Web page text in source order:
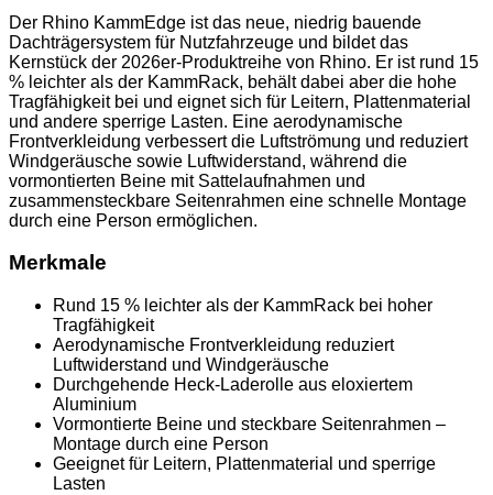
Der Rhino KammEdge ist das neue, niedrig bauende
Dachträgersystem für Nutzfahrzeuge und bildet das
Kernstück der 2026er-Produktreihe von Rhino. Er ist rund 15
% leichter als der KammRack, behält dabei aber die hohe
Tragfähigkeit bei und eignet sich für Leitern, Plattenmaterial
und andere sperrige Lasten. Eine aerodynamische
Frontverkleidung verbessert die Luftströmung und reduziert
Windgeräusche sowie Luftwiderstand, während die
vormontierten Beine mit Sattelaufnahmen und
zusammensteckbare Seitenrahmen eine schnelle Montage
durch eine Person ermöglichen.
Merkmale
Rund 15 % leichter als der KammRack bei hoher
Tragfähigkeit
Aerodynamische Frontverkleidung reduziert
Luftwiderstand und Windgeräusche
Durchgehende Heck-Laderolle aus eloxiertem
Aluminium
Vormontierte Beine und steckbare Seitenrahmen –
Montage durch eine Person
Geeignet für Leitern, Plattenmaterial und sperrige
Lasten